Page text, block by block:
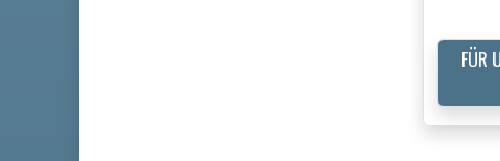
FÜR